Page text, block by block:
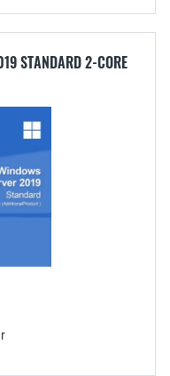
STANDARD 2-CORE